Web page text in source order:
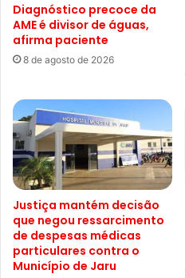
Diagnóstico precoce da
AME é divisor de águas,
afirma paciente
8 de agosto de 2026
Justiça mantém decisão
que negou ressarcimento
de despesas médicas
particulares contra o
Município de Jaru